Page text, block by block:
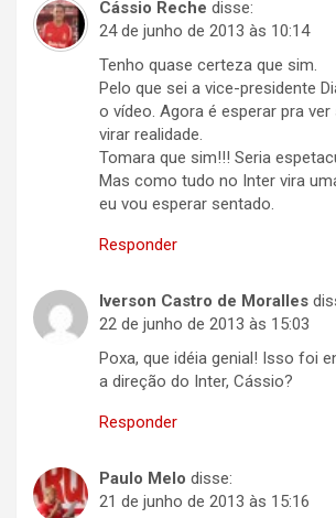
Cássio Reche disse:
24 de junho de 2013 às 10:14
Tenho quase certeza que sim.
Pelo que sei a vice-presidente
o vídeo. Agora é esperar pra ver
virar realidade.
Tomara que sim!!! Seria
Mas como tudo no Inter vira
eu vou esperar sentado.
Responder
Iverson Castro de Moralles
22 de junho de 2013 às 15:03
Poxa, que idéia genial! Isso foi
a direção do Inter, Cássio?
Responder
Paulo Melo disse:
21 de junho de 2013 às 15:16